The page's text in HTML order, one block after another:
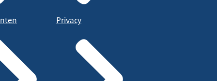
Privacy